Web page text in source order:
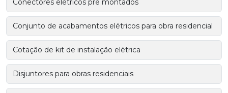
Conjunto de acabamentos elétricos para obra residencial
Cotação de kit de instalação elétrica
Disjuntores para obras residenciais